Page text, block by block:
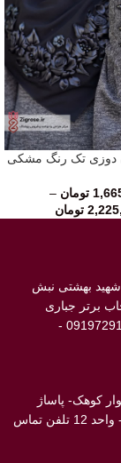
دوزی تک رنگ مشکی
تومان –
تومان
شهید بهشتی نبش
برتر جباری
تلفن تماس: 02632224777 - 09197291697 -
کوهک- پاساژ
ایرانی اسلامی گل یاس - طبقه همکف - واحد 12 تلفن تماس